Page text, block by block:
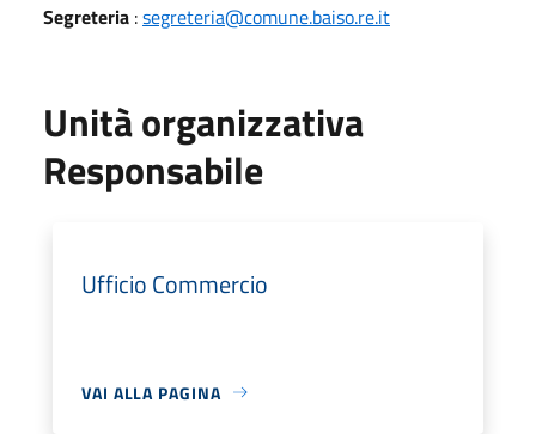
Segreteria :segreteria@comune.baiso.re.it
Unità organizzativa
Responsabile
Ufficio Commercio
VAI ALLA PAGINA